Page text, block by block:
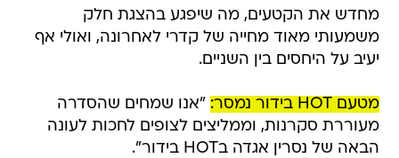
מחדש את הקטעים, מה שיפגע בהצגת חלק
משמעותי מאוד מחייה של קדרי לאחרונה, ואולי אף
יעיב על היחסים בין השניים.
מטעם HOT בידור נמסר:
"אנו שמחים שהסדרה
מעוררת סקרנות, וממליצים לצופים לחכות לעונה
הבאה של נסרין אגדה בHOT בידור".